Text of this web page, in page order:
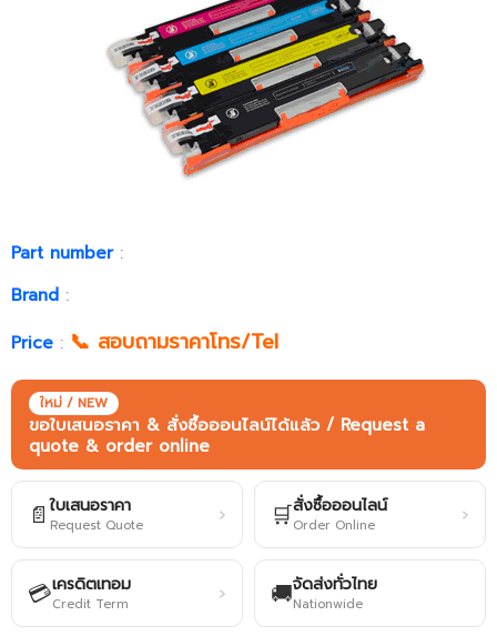
Part number:
Brand :
Price : 📞 สอบถามราคาโทร/Tel
ใหม่ / NEW
ขอใบเสนอราคา & สั่งซื้อออนไลน์ได้แล้ว / Request a
quote & order online
📄 ใบเสนอราคา
Request Quote › 🛒สั่งซื้อออนไลน์
Order Online ›
💳เครดิตเทอม
Credit Term › 🚚จัดส่งทั่วไทย
Nationwide